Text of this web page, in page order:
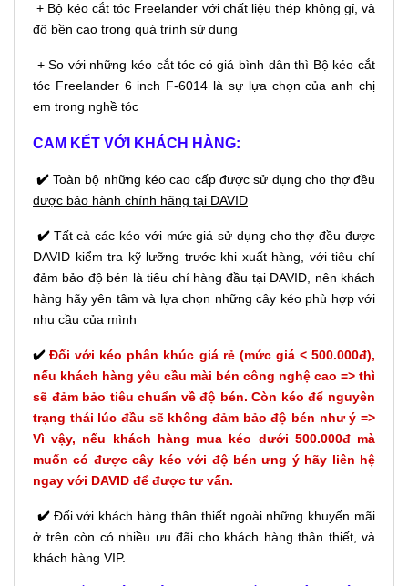
+ Bộ kéo cắt tóc Freelander với chất liệu thép không gỉ, và
độ bền cao trong quá trình sử dụng
+ So với những kéo cắt tóc có giá bình dân thì Bộ kéo cắt
tóc Freelander 6 inch F-6014 là sự lựa chọn của anh chị
em trong nghề tóc
CAM KẾT VỚI KHÁCH HÀNG:
✔️ Toàn bộ những kéo cao cấp được sử dụng cho thợ đều
được bảo hành chính hãng tại DAVID
✔️ Tất cả các kéo với mức giá sử dụng cho thợ đều được
DAVID kiểm tra kỹ lưỡng trước khi xuất hàng, với tiêu chí
đảm bảo độ bén là tiêu chí hàng đầu tại DAVID, nên khách
hàng hãy yên tâm và lựa chọn những cây kéo phù hợp với
nhu cầu của mình
✔️Đối với kéo phân khúc giá rẻ (mức giá < 500.000đ),
nếu khách hàng yêu cầu mài bén công nghệ cao => thì
sẽ đảm bảo tiêu chuẩn về độ bén. Còn kéo để nguyên
trạng thái lúc đầu sẽ không đảm bảo độ bén như ý =>
Vì vậy, nếu khách hàng mua kéo dưới 500.000đ mà
muốn có được cây kéo với độ bén ưng ý hãy liên hệ
ngay với DAVID để được tư vấn.
✔️Đối với khách hàng thân thiết ngoài những khuyến mãi
ở trên còn có nhiều ưu đãi cho khách hàng thân thiết, và
khách hàng VIP.